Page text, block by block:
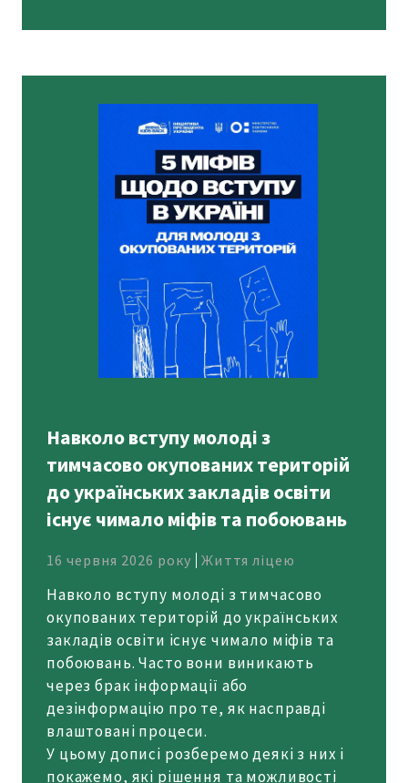
Навколо вступу молоді з
тимчасово окупованих територій
до українських закладів освіти
існує чимало міфів та побоювань
16 червня 2026 року Життя ліцею
Навколо вступу молоді з тимчасово
окупованих територій до українських
закладів освіти існує чимало міфів та
побоювань. Часто вони виникають
через брак інформації або
дезінформацію про те, як насправді
влаштовані процеси.
У цьому дописі розберемо деякі з них і
покажемо, які рішення та можливості